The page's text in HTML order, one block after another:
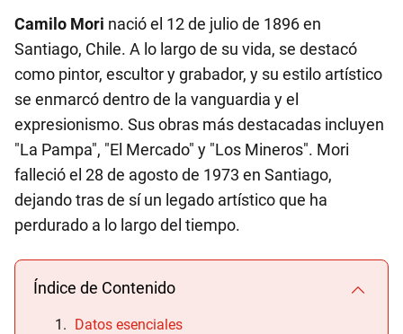
Camilo Mori nació el 12 de julio de 1896 en
Santiago, Chile. A lo largo de su vida, se destacó
como pintor, escultor y grabador, y su estilo artístico
se enmarcó dentro de la vanguardia y el
expresionismo. Sus obras más destacadas incluyen
"La Pampa", "El Mercado" y "Los Mineros". Mori
falleció el 28 de agosto de 1973 en Santiago,
dejando tras de sí un legado artístico que ha
perdurado a lo largo del tiempo.
Índice de Contenido
Datos esenciales